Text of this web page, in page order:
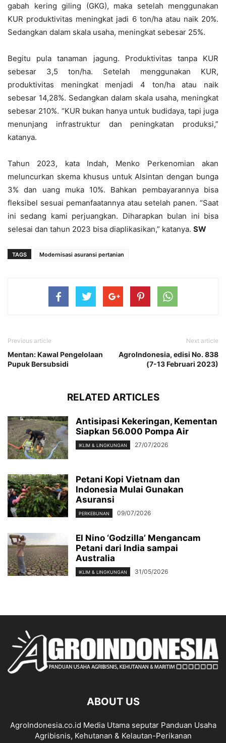
gabah kering giling (GKG), maka setelah menggunakan
KUR produktivitas meningkat jadi 6 ton/ha atau naik 20%.
Sedangkan dalam skala usaha, meningkat sebesar 25%.
Begitu pula tanaman jagung. Produktivitas tanpa KUR
sebesar 3,5 ton/ha. Setelah menggunakan KUR,
produktivitas meningkat menjadi 4 ton/ha atau naik
sebesar 14,28%. Sedangkan dalam skala usaha, meningkat
sebesar 210%. “KUR bukan hanya untuk budidaya, tapi juga
menunjang infrastruktur dan peningkatan produksi,”
katanya.
Tahun 2023, kata Indah, Menko Perkenomian akan
meluncurkan skema khusus untuk Alsintan dengan bunga
3% dan uang muka 10%. Bahkan pembayarannya bisa
fleksibel sesuai pemanfaatannya atau setelah panen. “Saat
ini sedang kami perjuangkan. Diharapkan bulan ini bisa
selesai dan tahun 2023 bisa diaplikasikan,” katanya. SW
TAGS Modernisasi asuransi pertanian
Previous article
Mentan: Kawal Pengelolaan
Pupuk Bersubsidi
Next article
AgroIndonesia, edisi No. 838
(7-13 Februari 2023)
RELATED ARTICLES
Antisipasi Kekeringan, Kementan
Siapkan 56.000 Pompa Air
IKLIM & LINGKUNGAN 27/07/2026
Petani Kopi Vietnam dan
Indonesia Mulai Gunakan
Asuransi
PERKEBUNAN 09/07/2026
El Nino ‘Godzilla’ Mengancam
Petani dari India sampai
Australia
IKLIM & LINGKUNGAN 31/05/2026
ABOUT US
AgroIndonesia.co.id Media Utama seputar Panduan Usaha
Agribisnis, Kehutanan & Kelautan-Perikanan